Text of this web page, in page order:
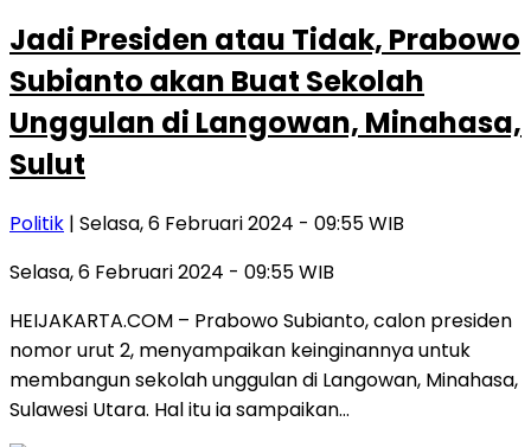
Jadi Presiden atau Tidak, Prabowo
Subianto akan Buat Sekolah
Unggulan di Langowan, Minahasa,
Sulut
Politik | Selasa, 6 Februari 2024 - 09:55 WIB
Selasa, 6 Februari 2024 - 09:55 WIB
HEIJAKARTA.COM – Prabowo Subianto, calon presiden
nomor urut 2, menyampaikan keinginannya untuk
membangun sekolah unggulan di Langowan, Minahasa,
Sulawesi Utara. Hal itu ia sampaikan…